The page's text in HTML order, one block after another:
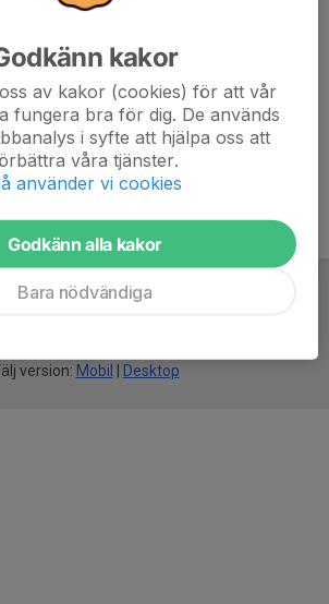
version: Mobil Desktop
kakor
av kakor (cookies) för att vår
fungera bra för dig. De används
i syfte att hjälpa oss att
våra tjänster.
använder vi cookies
Godkänn alla kakor
Bara nödvändiga